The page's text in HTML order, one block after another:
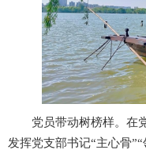
党员带动树榜样。在
发挥党支部书记“主心骨